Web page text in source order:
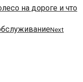
на дороге и что
Next